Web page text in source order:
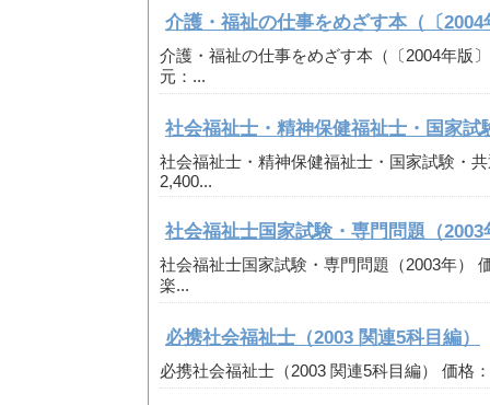
介護・福祉の仕事をめざす本（〔2004
介護・福祉の仕事をめざす本（〔2004年版
元：...
社会福祉士・精神保健福祉士・国家試
社会福祉士・精神保健福祉士・国家試験・
2,400...
社会福祉士国家試験・専門問題（2003
社会福祉士国家試験・専門問題（2003年）
楽...
必携社会福祉士（2003 関連5科目編）
必携社会福祉士（2003 関連5科目編） 価格